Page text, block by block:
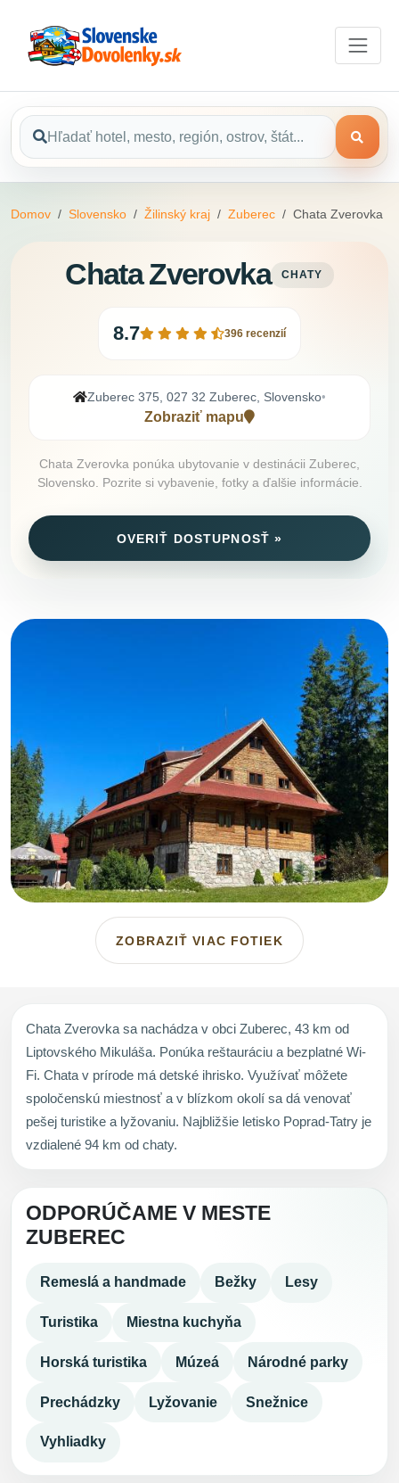
Domov Slovensko Žilinský kraj Zuberec Chata Zverovka
Chata Zverovka CHATY
8.7 396 recenzií
Zuberec 375, 027 32 Zuberec, Slovensko•
Zobraziť mapu
Chata Zverovka ponúka ubytovanie v destinácii Zuberec,
Slovensko. Pozrite si vybavenie, fotky a ďalšie informácie.
OVERIŤ DOSTUPNOSŤ »
ZOBRAZIŤ VIAC FOTIEK
Chata Zverovka sa nachádza v obci Zuberec, 43 km od
Liptovského Mikuláša. Ponúka reštauráciu a bezplatné Wi-
Fi. Chata v prírode má detské ihrisko. Využívať môžete
spoločenskú miestnosť a v blízkom okolí sa dá venovať
pešej turistike a lyžovaniu. Najbližšie letisko Poprad-Tatry je
vzdialené 94 km od chaty.
ODPORÚČAME V MESTE
ZUBEREC
Remeslá a handmade Bežky Lesy
Turistika Miestna kuchyňa
Horská turistika Múzeá Národné parky
Prechádzky Lyžovanie Snežnice
Vyhliadky